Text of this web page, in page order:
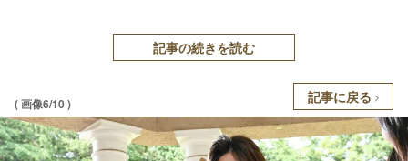
記事の続きを読む
( 画像6/10 ) 記事に戻る